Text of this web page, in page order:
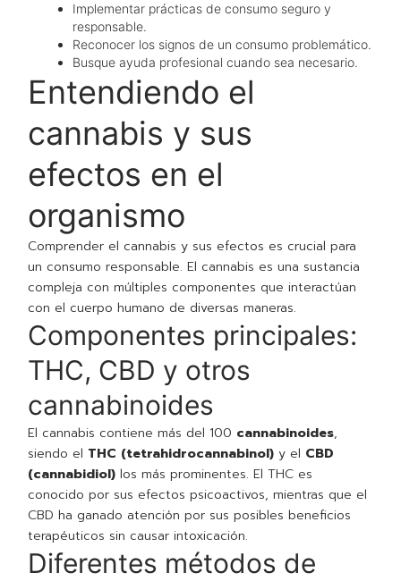
Implementar prácticas de consumo seguro y
responsable.
Reconocer los signos de un consumo problemático.
Busque ayuda profesional cuando sea necesario.
Entendiendo el
cannabis y sus
efectos en el
organismo
Comprender el cannabis y sus efectos es crucial para
un consumo responsable. El cannabis es una sustancia
compleja con múltiples componentes que interactúan
con el cuerpo humano de diversas maneras.
Componentes principales:
THC, CBD y otros
cannabinoides
El cannabis contiene más del 100 cannabinoides,
siendo el THC (tetrahidrocannabinol) y el CBD
(cannabidiol) los más prominentes. El THC es
conocido por sus efectos psicoactivos, mientras que el
CBD ha ganado atención por sus posibles beneficios
terapéuticos sin causar intoxicación.
Diferentes métodos de